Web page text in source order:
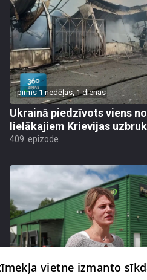
pirms 1 nedēļas, 1 dienas
Ukrainā piedzīvots viens
lielākajiem Krievijas
409. epizode
vietne izmanto